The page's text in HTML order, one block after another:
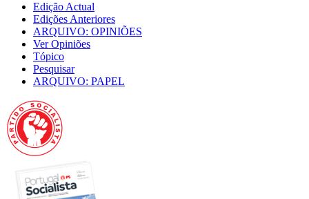
Edição Actual
Edições Anteriores
ARQUIVO: OPINIÕES
Ver Opiniões
Tópico
Pesquisar
ARQUIVO: PAPEL